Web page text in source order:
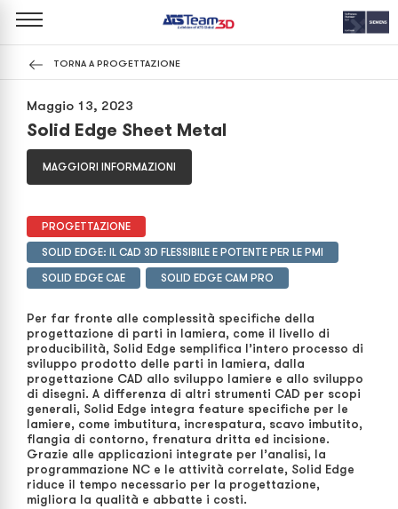
TORNA A PROGETTAZIONE
Maggio 13, 2023
Solid Edge Sheet Metal
MAGGIORI INFORMAZIONI
PROGETTAZIONE
SOLID EDGE: IL CAD 3D FLESSIBILE E POTENTE PER LE PMI
SOLID EDGE CAE
SOLID EDGE CAM PRO
Per far fronte alle complessità specifiche della
progettazione di parti in lamiera, come il livello di
producibilità, Solid Edge semplifica l’intero processo di
sviluppo prodotto delle parti in lamiera, dalla
progettazione CAD allo sviluppo lamiere e allo sviluppo
di disegni. A differenza di altri strumenti CAD per scopi
generali, Solid Edge integra feature specifiche per le
lamiere, come imbutitura, increspatura, scavo imbutito,
flangia di contorno, frenatura dritta ed incisione.
Grazie alle applicazioni integrate per l’analisi, la
programmazione NC e le attività correlate, Solid Edge
riduce il tempo necessario per la progettazione,
migliora la qualità e abbatte i costi.